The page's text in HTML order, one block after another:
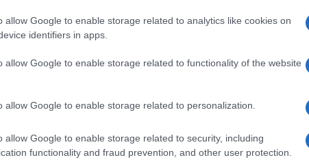
allow Google to enable storage related to analytics like cookies on
identifiers in apps.
allow Google to enable storage related to functionality of the website
allow Google to enable storage related to personalization.
allow Google to enable storage related to security, including
functionality and fraud prevention, and other user protection.
του. Είναι η ημέρα που θυμόμαστε πως η
να χαράξουν τον δρόμο της ιστορίας. Είναι
έγινε φλόγα και πυρπόλησε τη σκλαβιά. Είναι η
απέναντι στην τυραννία, δίνοντας το μήνυμα
ελευθερία δεν χαρίζεται – κατακτιέται.
, η 25η Μαρτίου μας υπενθυμίζει -σε έναν
η εθνική αλληλεγγύη, η δημοκρατία, η
και η αναγνώριση της αξίας του
κοινωνία, την πολιτική και την